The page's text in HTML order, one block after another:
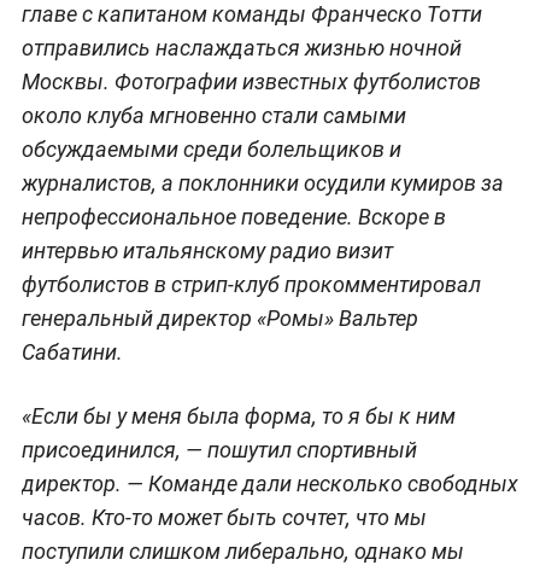
главе с капитаном команды Франческо Тотти
отправились наслаждаться жизнью ночной
Москвы. Фотографии известных футболистов
около клуба мгновенно стали самыми
обсуждаемыми среди болельщиков и
журналистов, а поклонники осудили кумиров за
непрофессиональное поведение. Вскоре в
интервью итальянскому радио визит
футболистов в стрип-клуб прокомментировал
генеральный директор «Ромы» Вальтер
Сабатини.
«Если бы у меня была форма, то я бы к ним
присоединился, — пошутил спортивный
директор. — Команде дали несколько свободных
часов. Кто-то может быть сочтет, что мы
поступили слишком либерально, однако мы